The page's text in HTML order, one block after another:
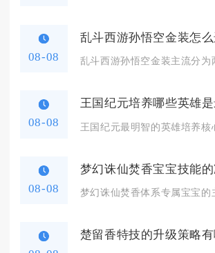
08-08
乱斗西游孙悟空金装怎
08-08
王国纪元培养哪些英雄
08-08
楚留香特技的升级策略